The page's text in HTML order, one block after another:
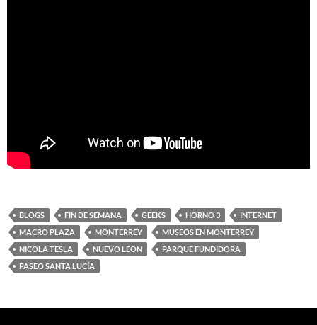
BLOGS FIN DE SEMANA GEEKS HORNO 3
INTERNET
MACRO PLAZA
MONTERREY
MUSEOS EN MONTERREY
NICOLA TESLA
NUEVO LEON
PARQUE FUNDIDORA
PASEO SANTA LUCÍA